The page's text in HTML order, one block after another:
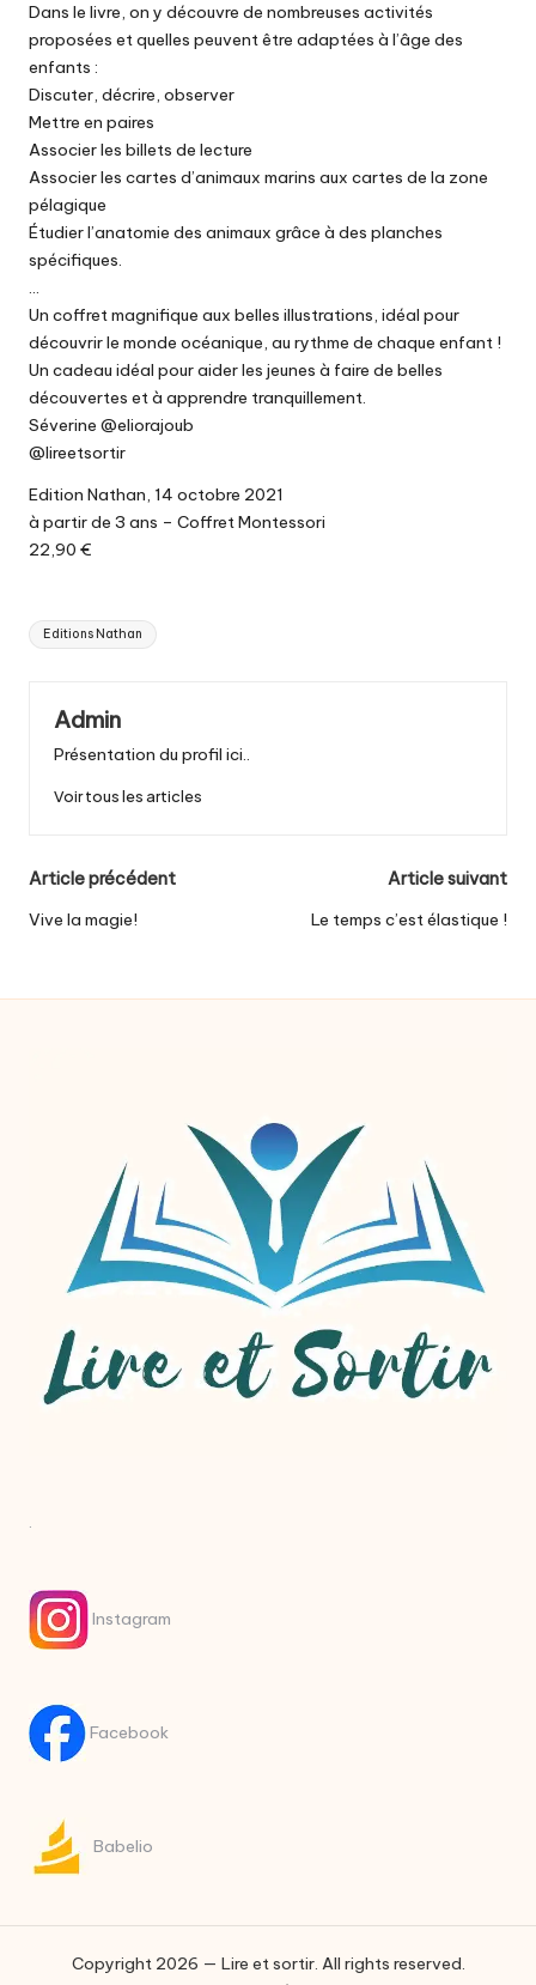
Dans le livre, on y découvre de nombreuses activités
proposées et quelles peuvent être adaptées à l’âge des
enfants :
Discuter, décrire, observer
Mettre en paires
Associer les billets de lecture
Associer les cartes d’animaux marins aux cartes de la zone
pélagique
Étudier l’anatomie des animaux grâce à des planches
spécifiques.
…
Un coffret magnifique aux belles illustrations, idéal pour
découvrir le monde océanique, au rythme de chaque enfant !
Un cadeau idéal pour aider les jeunes à faire de belles
découvertes et à apprendre tranquillement.
Séverine @eliorajoub
@lireetsortir
Edition Nathan, 14 octobre 2021
à partir de 3 ans – Coffret Montessori
22,90 €
Tags:
Editions Nathan
Admin
Présentation du profil ici..
Voir tous les articles
Post
navigation
Article précédent
Vive la magie!
Article suivant
Le temps c’est élastique !
.
Instagram
Facebook
Babelio
Copyright 2026 — Lire et sortir. All rights reserved.